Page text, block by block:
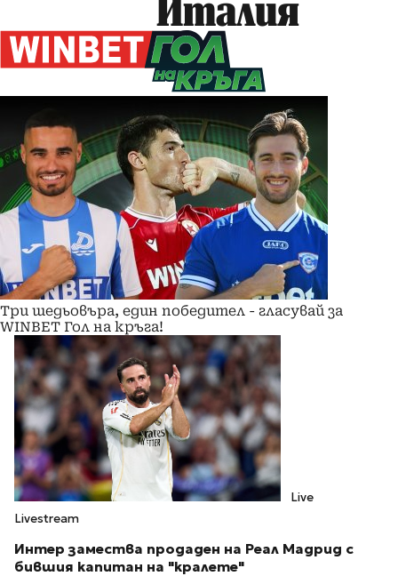
Италия
Три шедьовъра, един победител - гласувай за
WINBET Гол на кръга!
Live
Livestream
Интер замества продаден на Реал Мадрид с
бившия капитан на "кралете"